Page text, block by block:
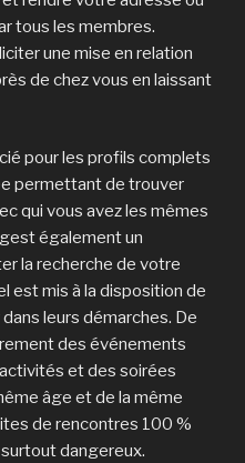
tous les membres.
une mise en relation
de chez vous en laissant
pour les profils complets
permettant de trouver
qui vous avez les mêmes
également un
la recherche de votre
est mis à la disposition de
leurs démarches. De
des événements
et des soirées
âge et de la même
de rencontres 100 %
dangereux.